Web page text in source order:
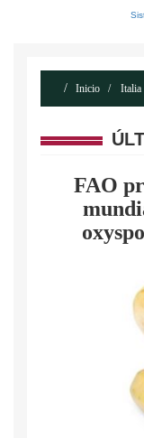
Inicio Italia
FAO